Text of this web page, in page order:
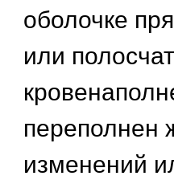
оболочке
или
переполнен
изменений